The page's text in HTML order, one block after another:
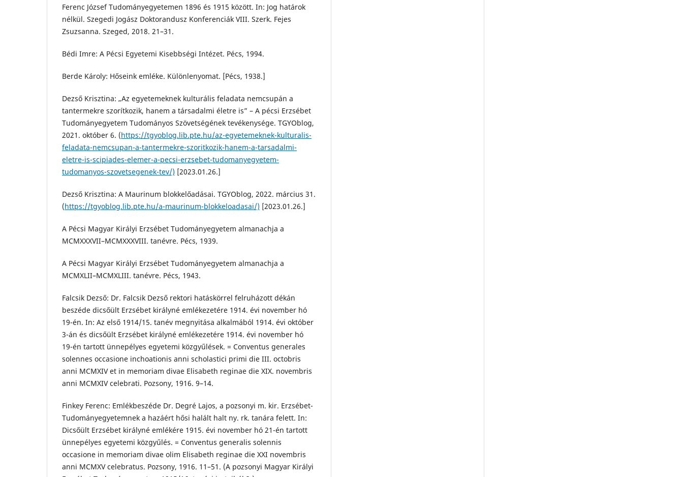
Ferenc József Tudományegyetemen 1896 és 1915 között. In: Jog határok
nélkül. Szegedi Jogász Doktorandusz Konferenciák VIII. Szerk. Fejes
Zsuzsanna. Szeged, 2018. 21–31.
Bédi Imre: A Pécsi Egyetemi Kisebbségi Intézet. Pécs, 1994.
Berde Károly: Hőseink emléke. Különlenyomat. [Pécs, 1938.]
Dezső Krisztina: „Az egyetemeknek kulturális feladata nemcsupán a
tantermekre szorítkozik, hanem a társadalmi életre is” – A pécsi Erzsébet
Tudományegyetem Tudományos Szövetségének tevékenysége. TGYOblog,
2021. október 6. (https://tgyoblog.lib.pte.hu/az-egyetemeknek-kulturalis-
feladata-nemcsupan-a-tantermekre-szoritkozik-hanem-a-tarsadalmi-
eletre-is-scipiades-elemer-a-pecsi-erzsebet-tudomanyegyetem-
tudomanyos-szovetsegenek-tev/) [2023.01.26.]
Dezső Krisztina: A Maurinum blokkelőadásai. TGYOblog, 2022. március 31.
(https://tgyoblog.lib.pte.hu/a-maurinum-blokkeloadasai/) [2023.01.26.]
A Pécsi Magyar Királyi Erzsébet Tudományegyetem almanachja a
MCMXXXVII–MCMXXXVIII. tanévre. Pécs, 1939.
A Pécsi Magyar Királyi Erzsébet Tudományegyetem almanachja a
MCMXLII–MCMXLIII. tanévre. Pécs, 1943.
Falcsik Dezső: Dr. Falcsik Dezső rektori hatáskörrel felruházott dékán
beszéde dicsőült Erzsébet királyné emlékezetére 1914. évi november hó
19-én. In: Az első 1914/15. tanév megnyitása alkalmából 1914. évi október
3-án és dicsőült Erzsébet királyné emlékezetére 1914. évi november hó
19-én tartott ünnepélyes egyetemi közgyűlések. = Conventus generales
solennes occasione inchoationis anni scholastici primi die III. octobris
anni MCMXIV et in memoriam divae Elisabeth reginae die XIX. novembris
anni MCMXIV celebrati. Pozsony, 1916. 9–14.
Finkey Ferenc: Emlékbeszéde Dr. Degré Lajos, a pozsonyi m. kir. Erzsébet-
Tudományegyetemnek a hazáért hősi halált halt ny. rk. tanára felett. In:
Dicsőült Erzsébet királyné emlékére 1915. évi november hó 21-én tartott
ünnepélyes egyetemi közgyűlés. = Conventus generalis solennis
occasione in memoriam divae olim Elisabeth reginae die XXI novembris
anni MCMXV celebratus. Pozsony, 1916. 11–51. (A pozsonyi Magyar Királyi